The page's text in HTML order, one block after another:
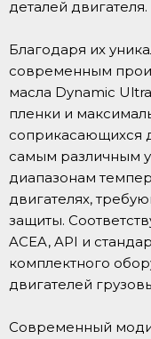
деталей двигателя.
Благодаря их
современным
масла Dynamic
пленки и
соприкасающихся
самым различным
диапазонам
двигателях,
защиты.
ACEA, API и
комплектного
двигателей
Современный